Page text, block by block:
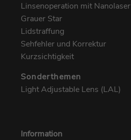
Information
Linsenoperation mit Nanolaser
Grauer Star
Lidstraffung
Sehfehler und Korrektur
Kurzsichtigkeit
Sonderthemen
Light Adjustable Lens (LAL)